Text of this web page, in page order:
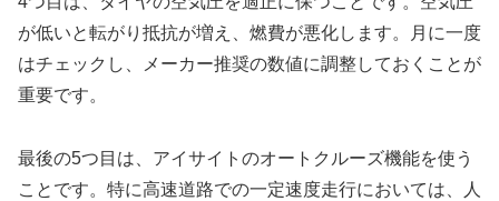
が低いと転がり抵抗が増え、燃費が悪化します。月に一度
はチェックし、メーカー推奨の数値に調整しておくことが
重要です。
最後の5つ目は、アイサイトのオートクルーズ機能を使う
ことです。特に高速道路での一定速度走行においては、人